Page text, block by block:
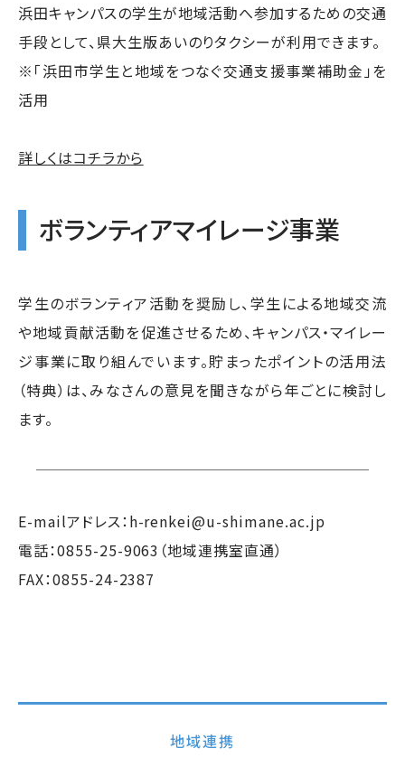
浜田キャンパスの学生が地域活動へ参加するための交通
手段として、県大生版あいのりタクシーが利用できます。
※「浜田市学生と地域をつなぐ交通支援事業補助金」を
活用
詳しくはコチラから
ボランティアマイレージ事業
学生のボランティア活動を奨励し、学生による地域交流
や地域貢献活動を促進させるため、キャンパス・マイレー
ジ事業に取り組んでいます。貯まったポイントの活用法
（特典）は、みなさんの意見を聞きながら年ごとに検討し
ます。
E-mailアドレス：h-renkei@u-shimane.ac.jp
電話：0855-25-9063（地域連携室直通）
FAX：0855-24-2387
地域連携